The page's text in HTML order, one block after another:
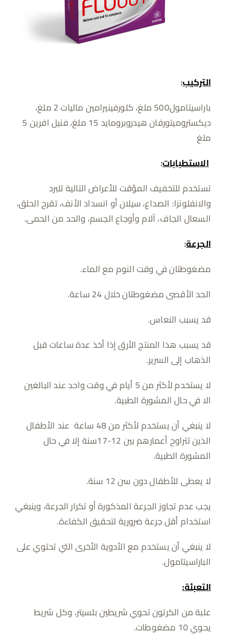
التركيب:
باراسيتامول500 ملغ، كلورفينيرامين ماليات 2 ملغ،
ديكستروميتورفان هيدروبرومايد 15 ملغ، فنيل افرين 5
ملغ
الاستطبابات:
تستخدم للتخفيف المؤقت للأعراض التالية للبرد
والانفلونزا: الصداع، سيلان أو انسداد الأنف، تقرح الحلق،
السعال الجاف، آلام وأوجاع الجسم، والحد من الحمى.
الجرعة:
مضغوطتان في وقت النوم مع الماء.
الحد الأقصى مضغوطتان خلال 24 ساعة.
قد يسبب النعاس.
قد يسبب هذا المنتج الأرق إذا أخذ عدة ساعات قبل
الذهاب إلى السرير.
لا يستخدم لأكثر من 5 أيام في وقت واحد عند البالغين
الا في حال المشورة الطبية.
لا ينبغي أن يستخدم لأكثر من 48 ساعة عند الأطفال
الذين تتراوح أعمارهم بين 12-17سنة إلا في حال
المشورة الطبية.
لا يعطى للأطفال دون سن 12 سنة.
يجب عدم تجاوز الجرعة المذكورة أو تكرار الجرعة، وينبغي
استخدام أقل جرعة ضرورية لتحقيق الكفاءة.
لا ينبغي أن يستخدم مع الأدوية الأخرى التي تحتوي على
الباراسيتامول.
التعبئة:
علبة من الكرتون تحوي شريطين بلسيتر، وكل شريط
يحوي 10 مضغوطات.